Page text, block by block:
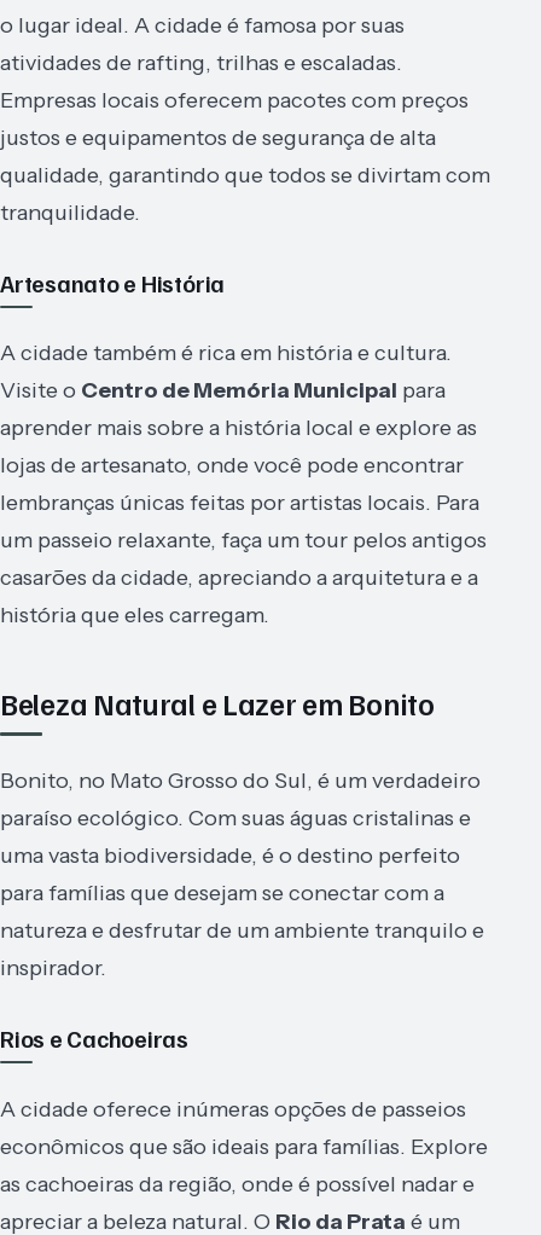
o lugar ideal. A cidade é famosa por suas
atividades de rafting, trilhas e escaladas.
Empresas locais oferecem pacotes com preços
justos e equipamentos de segurança de alta
qualidade, garantindo que todos se divirtam com
tranquilidade.
Artesanato e História
A cidade também é rica em história e cultura.
Visite o Centro de Memória Municipal para
aprender mais sobre a história local e explore as
lojas de artesanato, onde você pode encontrar
lembranças únicas feitas por artistas locais. Para
um passeio relaxante, faça um tour pelos antigos
casarões da cidade, apreciando a arquitetura e a
história que eles carregam.
Beleza Natural e Lazer em Bonito
Bonito, no Mato Grosso do Sul, é um verdadeiro
paraíso ecológico. Com suas águas cristalinas e
uma vasta biodiversidade, é o destino perfeito
para famílias que desejam se conectar com a
natureza e desfrutar de um ambiente tranquilo e
inspirador.
Rios e Cachoeiras
A cidade oferece inúmeras opções de passeios
econômicos que são ideais para famílias. Explore
as cachoeiras da região, onde é possível nadar e
apreciar a beleza natural. O Rio da Prata é um